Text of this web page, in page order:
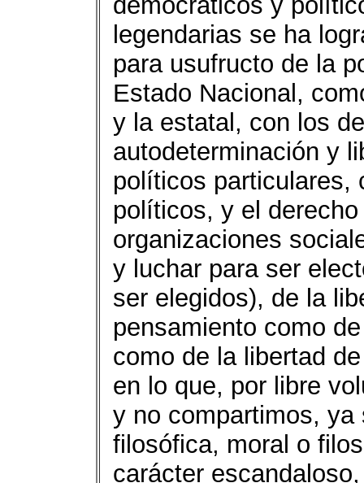
legendarias se ha
para usufructo de la
Estado Nacional,
y la estatal, con los
autodeterminación y
políticos particulares,
políticos, y el
organizaciones
y luchar para ser
ser elegidos), de la
pensamiento como
como de la libertad
en lo que, por libre
y no compartimos,
filosófica, moral o
carácter